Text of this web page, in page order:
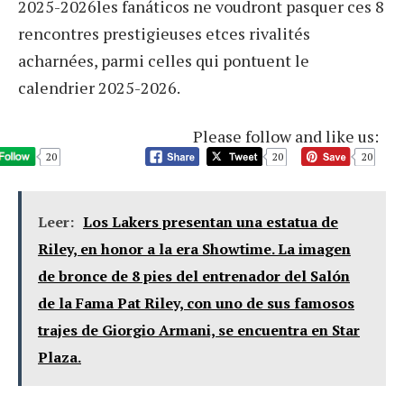
2025-2026les fanáticos ne voudront pasquer ces 8
rencontres prestigieuses etces rivalités
acharnées, parmi celles qui pontuent le
calendrier 2025-2026.
Please follow and like us:
20 20 20
Leer: Los Lakers presentan una estatua de
Riley, en honor a la era Showtime. La imagen
de bronce de 8 pies del entrenador del Salón
de la Fama Pat Riley, con uno de sus famosos
trajes de Giorgio Armani, se encuentra en Star
Plaza.